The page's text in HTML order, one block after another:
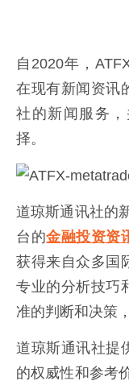
自2020年，
在现有新闻资讯
社的新闻服务
择。
道琼斯通讯社的
台的金融投资资
获得来自众多国
专业的分析技巧
准的判断和决策
道琼斯通讯社提
的权威性和参考